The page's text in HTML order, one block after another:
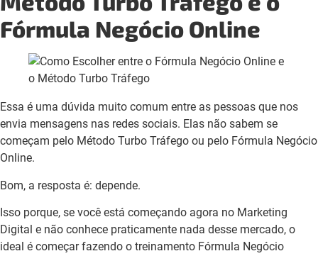
Fórmula Negócio Online
Essa é uma dúvida muito comum entre as pessoas que nos
envia mensagens nas redes sociais. Elas não sabem se
começam pelo Método Turbo Tráfego ou pelo Fórmula Negócio
Online.
Bom, a resposta é: depende.
Isso porque, se você está começando agora no Marketing
Digital e não conhece praticamente nada desse mercado, o
ideal é começar fazendo o treinamento Fórmula Negócio